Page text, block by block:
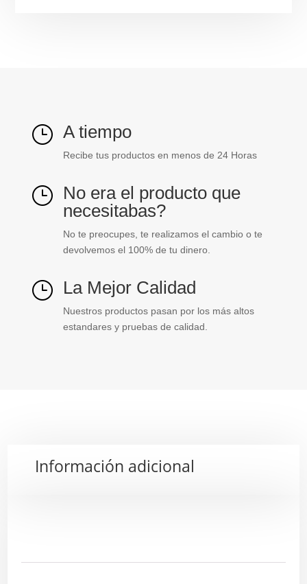
} A tiempo
Recibe tus productos en menos de 24 Horas
} No era el producto que
necesitabas?
No te preocupes, te realizamos el cambio o te
devolvemos el 100% de tu dinero.
} La Mejor Calidad
Nuestros productos pasan por los más altos
estandares y pruebas de calidad.
Información adicional